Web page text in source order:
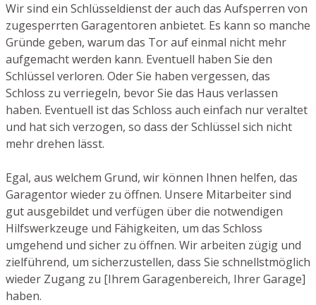
Wir sind ein Schlüsseldienst der auch das Aufsperren von
zugesperrten Garagentoren anbietet. Es kann so manche
Gründe geben, warum das Tor auf einmal nicht mehr
aufgemacht werden kann. Eventuell haben Sie den
Schlüssel verloren. Oder Sie haben vergessen, das
Schloss zu verriegeln, bevor Sie das Haus verlassen
haben. Eventuell ist das Schloss auch einfach nur veraltet
und hat sich verzogen, so dass der Schlüssel sich nicht
mehr drehen lässt.
Egal, aus welchem Grund, wir können Ihnen helfen, das
Garagentor wieder zu öffnen. Unsere Mitarbeiter sind
gut ausgebildet und verfügen über die notwendigen
Hilfswerkzeuge und Fähigkeiten, um das Schloss
umgehend und sicher zu öffnen. Wir arbeiten zügig und
zielführend, um sicherzustellen, dass Sie schnellstmöglich
wieder Zugang zu [Ihrem Garagenbereich, Ihrer Garage]
haben.